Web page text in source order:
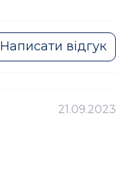
Написати відгук
21.09.2023